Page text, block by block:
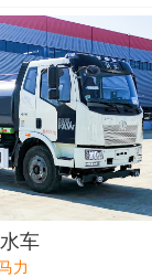
车
力